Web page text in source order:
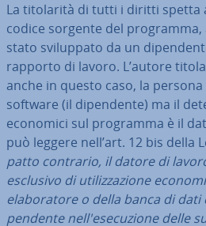
La ti­to­la­ri­tà di tutti i diritti spetta
codice sorgente del programma,
stato svi­lup­pa­to da un
rapporto di lavoro. L’autore
anche in questo caso, la
software (il di­pen­den­te) ma il
economici sul programma è il
può leggere nell’art. 12 bis della
patto contrario, il datore di
esclusivo di uti­liz­za­zio­ne
ela­bo­ra­to­re o della banca di
pen­den­te nel­l'e­se­cu­zio­ne delle